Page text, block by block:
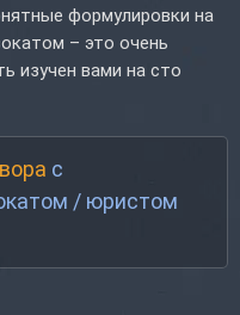
формулировки на
– это очень
изучен вами на сто
с
/ юристом